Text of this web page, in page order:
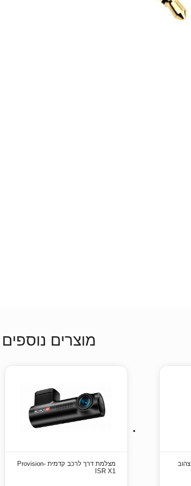
מוצרים נוספים
ראש דיו Brother LC3219XLY צהוב
מצלמת דרך לרכב קדמית Provision-
ISR X1